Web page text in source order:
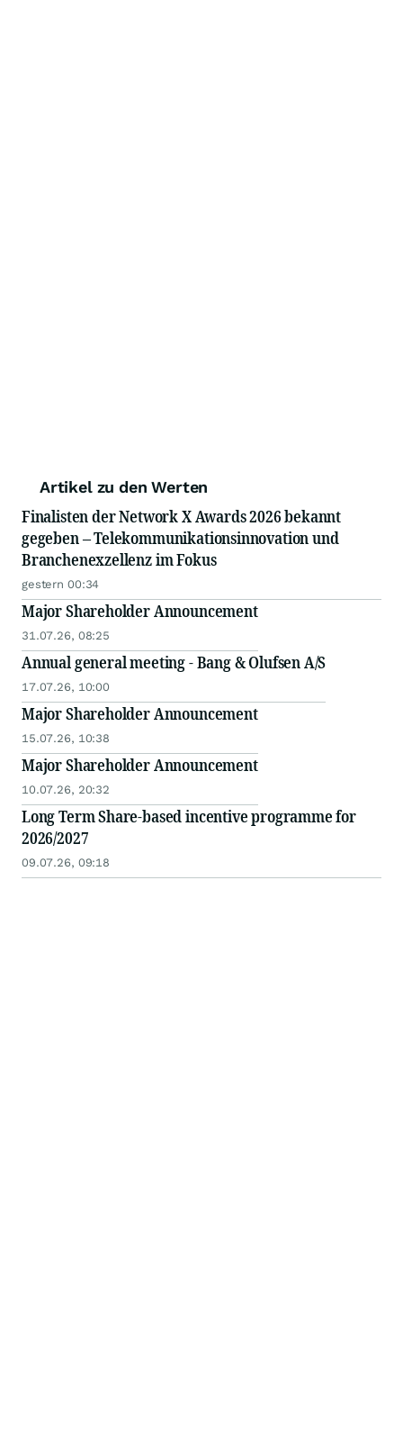
Artikel zu den Werten
Finalisten der Network X Awards 2026 bekannt
gegeben – Telekommunikationsinnovation und
Branchenexzellenz im Fokus
gestern 00:34
Major Shareholder Announcement
31.07.26, 08:25
Annual general meeting - Bang & Olufsen A/S
17.07.26, 10:00
Major Shareholder Announcement
15.07.26, 10:38
Major Shareholder Announcement
10.07.26, 20:32
Long Term Share-based incentive programme for
2026/2027
09.07.26, 09:18